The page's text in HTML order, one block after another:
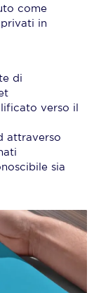
come
in
di
verso il
attraverso
sia